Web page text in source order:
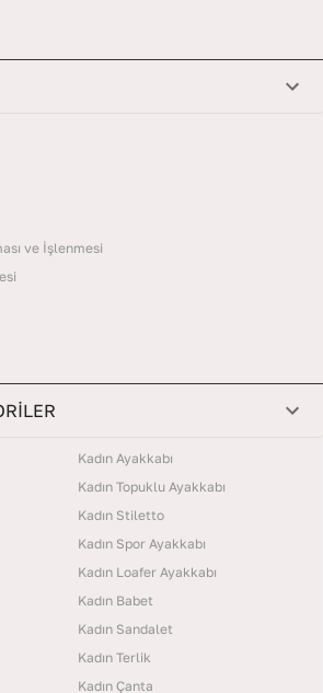
ve İşlenmesi
Kadın Ayakkabı
Kadın Topuklu Ayakkabı
Kadın Stiletto
Kadın Spor Ayakkabı
Kadın Loafer Ayakkabı
Kadın Babet
Kadın Sandalet
Kadın Terlik
Kadın Çanta